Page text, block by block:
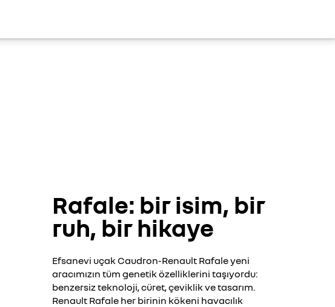
Rafale: bir isim, bir
ruh, bir hikaye
Efsanevi uçak Caudron-Renault Rafale yeni
aracımızın tüm genetik özelliklerini taşıyordu:
benzersiz teknoloji, cüret, çeviklik ve tasarım.
Renault Rafale her birinin kökeni havacılık